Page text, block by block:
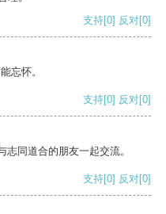
支持[0] 反对[0]
忘怀。
支持[0] 反对[0]
同道合的朋友一起交流。
支持[0] 反对[0]